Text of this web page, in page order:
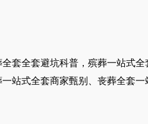
套全套避坑科普，殡葬一站式全
站式全套商家甄别、丧葬全套一